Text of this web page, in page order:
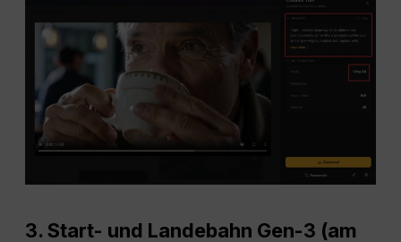
3.Start- und Landebahn Gen-3 (am